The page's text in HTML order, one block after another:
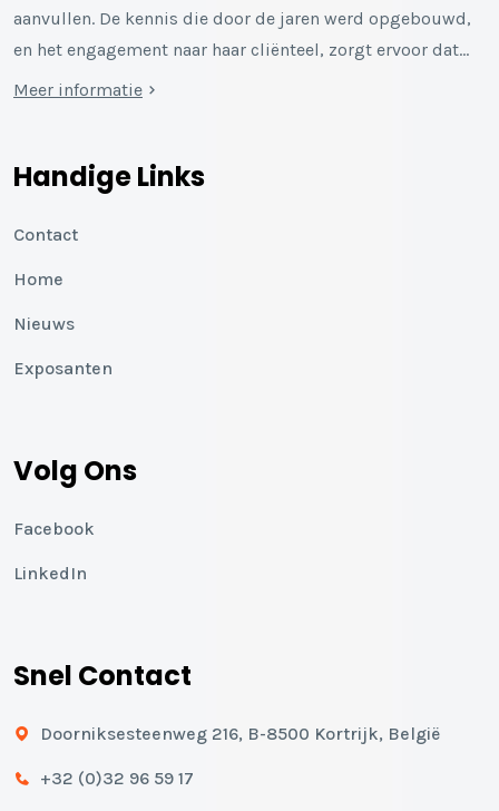
aanvullen. De kennis die door de jaren werd opgebouwd,
en het engagement naar haar cliënteel, zorgt ervoor dat…
Meer informatie
Handige Links
Contact
Home
Nieuws
Exposanten
Volg Ons
Facebook
LinkedIn
Snel Contact
Doorniksesteenweg 216, B-8500 Kortrijk, België
+32 (0)32 96 59 17